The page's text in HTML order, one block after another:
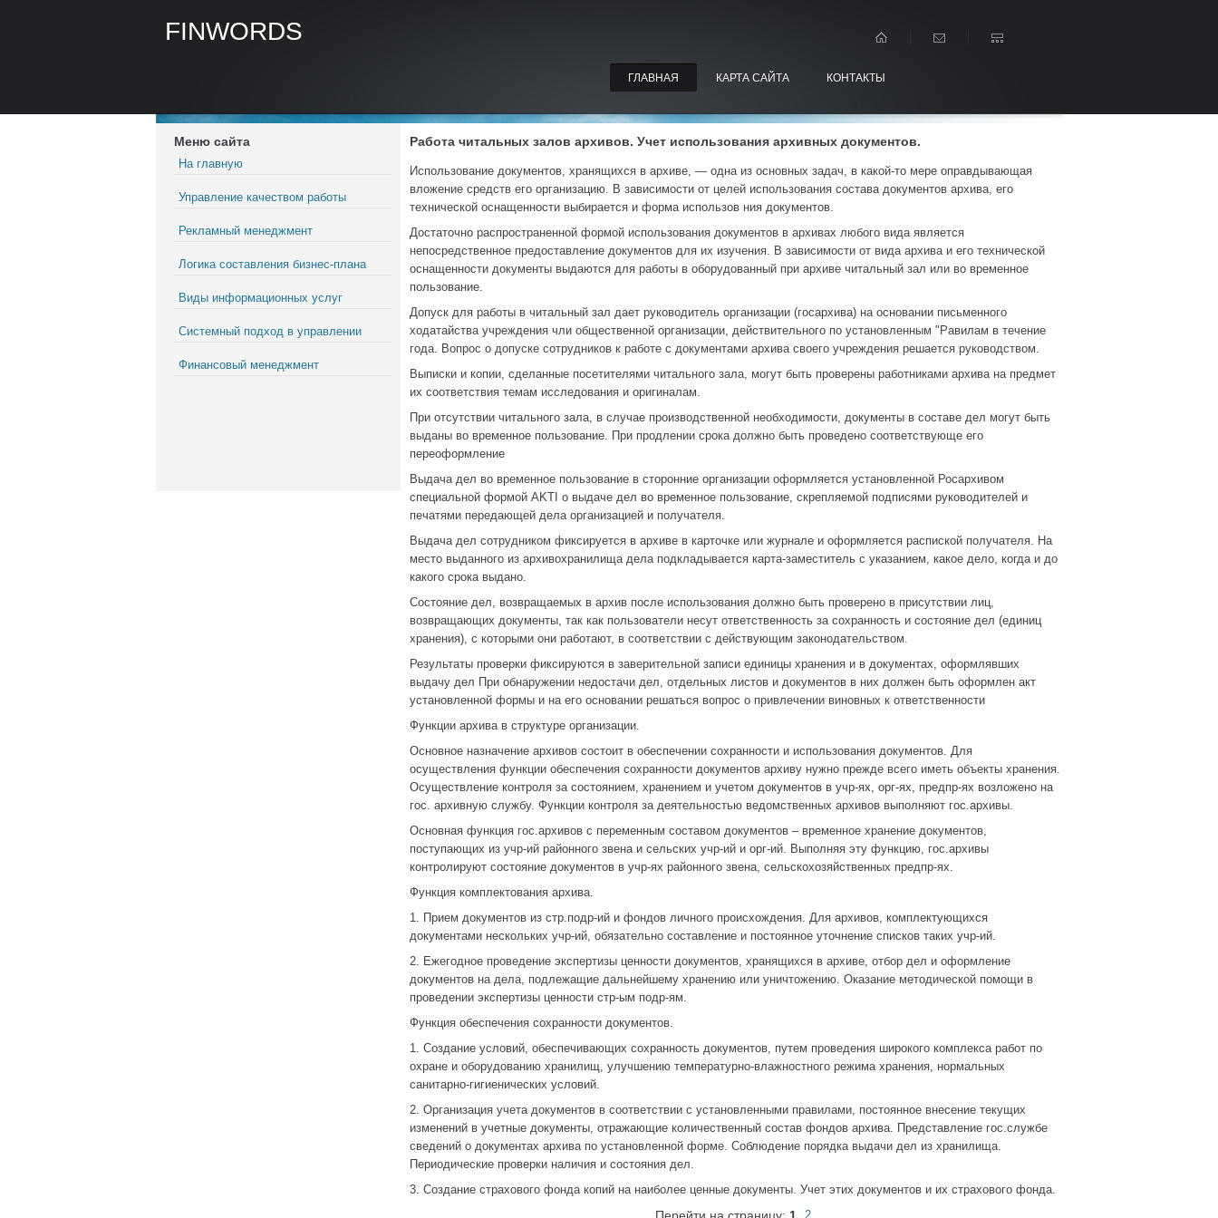
FINWORDS
ГЛАВНАЯ КАРТА САЙТА КОНТАКТЫ
Меню сайта
На главную
Управление качеством работы
Рекламный менеджмент
Логика составления бизнес-плана
Виды информационных услуг
Системный подход в управлении
Финансовый менеджмент
Работа читальных залов архивов. Учет использования архивных документов.
Использование документов, хранящихся в архиве, — одна из оcновных задач, в какой-то мере оправдывающая
вложение средств его организацию. В зависимости от целей использования состава документов архива, его
технической оснащенности выбирается и форма использов ния документов.
Достаточно распространенной формой использования документов в архивах любого вида является
непосредственное предоставление документов для их изучения. В зависимости от вида архива и его технической
оснащенности документы выдаются для работы в оборудованный при архиве читальный зал или во временное
пользование.
Допуск для работы в читальный зал дает руководитель организации (госархива) на основании письменного
ходатайства учреждения чли общественной организации, действительного по установленным "Равилам в течение
года. Вопрос о допуске сотрудников к работе с документами архива своего учреждения решается руководством.
Выписки и копии, сделанные посетителями читального зала, могут быть проверены работниками архива на предмет
их соответствия темам исследования и оригиналам.
При отсутствии читального зала, в случае производственной необходимости, документы в составе дел могут быть
выданы во временное пользование. При продлении срока должно быть проведено соответствующе его
переоформление
Выдача дел во временное пользование в сторонние организации оформляется установленной Росархивом
специальной формой AKTI о выдаче дел во временное пользование, скрепляемой подписями руководителей и
печатями передающей дела организацией и получателя.
Выдача дел сотрудником фиксируется в архиве в карточке или журнале и оформляется распиской получателя. На
место выданного из архивохранилища дела подкладывается карта-заместитель с указанием, какое дело, когда и до
какого срока выдано.
Состояние дел, возвращаемых в архив после использования должно быть проверено в присутствии лиц,
возвращающих документы, так как пользователи несут ответственность за сохранность и состояние дел (единиц
хранения), с которыми они работают, в соответствии с действующим законодательством.
Результаты проверки фиксируются в заверительной записи единицы хранения и в документах, оформлявших
выдачу дел При обнаружении недостачи дел, отдельных листов и документов в них должен быть оформлен акт
установленной формы и на его основании решаться вопрос о привлечении виновных к ответственности
Функции архива в структуре организации.
Основное назначение архивов состоит в обеспечении сохранности и использования документов. Для
осуществления функции обеспечения сохранности документов архиву нужно прежде всего иметь объекты хранения.
Осуществление контроля за состоянием, хранением и учетом документов в учр-ях, орг-ях, предпр-ях возложено на
гос. архивную службу. Функции контроля за деятельностью ведомственных архивов выполняют гос.архивы.
Основная функция гос.архивов с переменным составом документов – временное хранение документов,
поступающих из учр-ий районного звена и сельских учр-ий и орг-ий. Выполняя эту функцию, гос.архивы
контролируют состояние документов в учр-ях районного звена, сельскохозяйственных предпр-ях.
Функция комплектования архива.
1. Прием документов из стр.подр-ий и фондов личного происхождения. Для архивов, комплектующихся
документами нескольких учр-ий, обязательно составление и постоянное уточнение списков таких учр-ий.
2. Ежегодное проведение экспертизы ценности документов, хранящихся в архиве, отбор дел и оформление
документов на дела, подлежащие дальнейшему хранению или уничтожению. Оказание методической помощи в
проведении экспертизы ценности стр-ым подр-ям.
Функция обеспечения сохранности документов.
1. Создание условий, обеспечивающих сохранность документов, путем проведения широкого комплекса работ по
охране и оборудованию хранилищ, улучшению температурно-влажностного режима хранения, нормальных
санитарно-гигиенических условий.
2. Организация учета документов в соответствии с установленными правилами, постоянное внесение текущих
изменений в учетные документы, отражающие количественный состав фондов архива. Представление гос.службе
сведений о документах архива по установленной форме. Соблюдение порядка выдачи дел из хранилища.
Периодические проверки наличия и состояния дел.
3. Создание страхового фонда копий на наиболее ценные документы. Учет этих документов и их страхового фонда.
2